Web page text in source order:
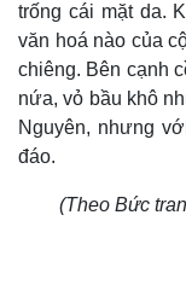
trống cái mặt da.
văn hoá nào của
chiêng. Bên cạnh
nứa, vỏ bầu khô
Nguyên, nhưng
đáo.
(Theo Bức